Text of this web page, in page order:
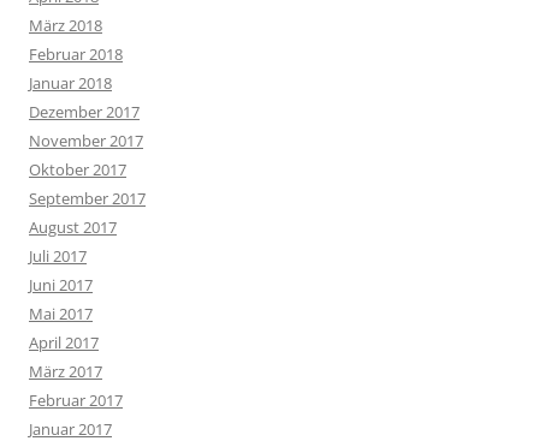
März 2018
Februar 2018
Januar 2018
Dezember 2017
November 2017
Oktober 2017
September 2017
August 2017
Juli 2017
Juni 2017
Mai 2017
April 2017
März 2017
Februar 2017
Januar 2017